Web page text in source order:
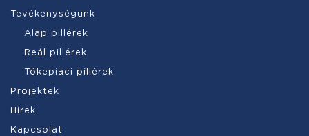
Tevékenységünk
Alap pillérek
Reál pillérek
Tőkepiaci pillérek
Projektek
Hírek
Kapcsolat